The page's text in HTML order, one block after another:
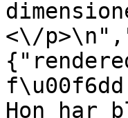
<\/
Hon har